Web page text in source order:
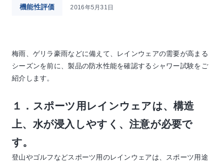
機能性評価 2016年5月31日
梅雨、ゲリラ豪雨などに備えて、レインウェアの需要が高まる
シーズンを前に、製品の防水性能を確認するシャワー試験をご
紹介します。
１．スポーツ用レインウェアは、構造
上、水が浸入しやすく、注意が必要で
す。
登山やゴルフなどスポーツ用のレインウェアは、スポーツ用途